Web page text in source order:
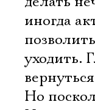
иногда
уходить.
Но